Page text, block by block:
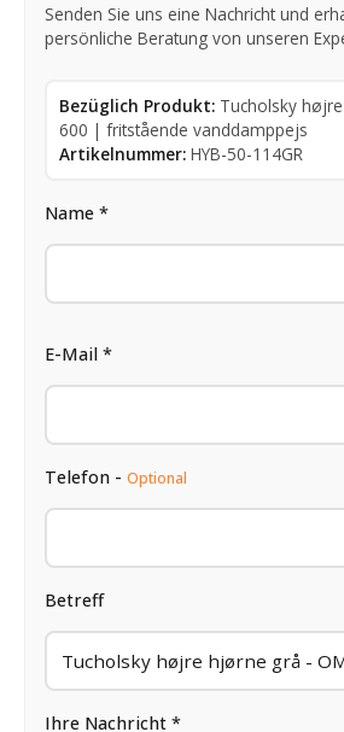
Senden Sie uns eine Nachricht und
persönliche Beratung von unseren
Bezüglich Produkt: Tucholsky
600 | fritstående vanddamppejs
Artikelnummer: HYB-50-114GR
Name *
E-Mail *
Telefon - Optional
Betreff
Ihre Nachricht *